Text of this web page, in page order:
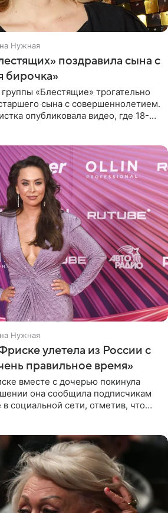
Нужная
поздравила сына с
бирочка»
«Блестящие» трогательно
сына с совершеннолетием.
опубликовала видео, где 18-
Нужная
улетела из России с
правильное время»
вместе с дочерью покинула
она сообщила подписчикам
социальной сети, отметив, что